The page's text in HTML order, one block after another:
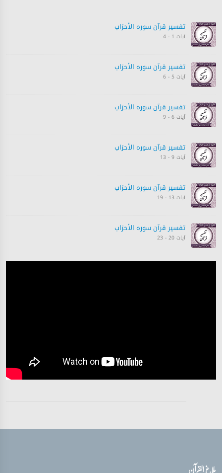
تفسیر قرآن سورہ ‎الأحزاب‎
آیات 1 - 4
تفسیر قرآن سورہ ‎الأحزاب‎
آیات 5 - 6
تفسیر قرآن سورہ ‎الأحزاب‎
آیات 6 - 9
تفسیر قرآن سورہ ‎الأحزاب‎
آیات 9 - 13
تفسیر قرآن سورہ ‎الأحزاب‎
آیات 13 - 19
تفسیر قرآن سورہ ‎الأحزاب‎
آیات 20 - 23
تفسیر قرآن سورہ ‎الأحزاب‎